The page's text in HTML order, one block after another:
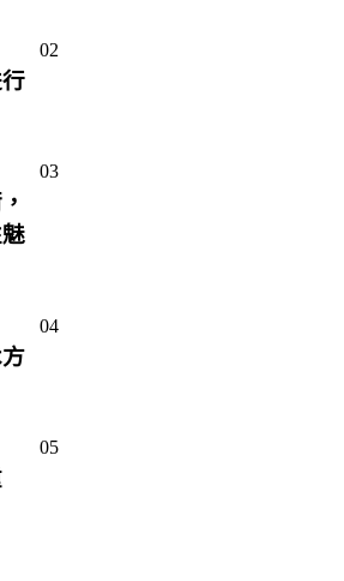
02
03
04
05